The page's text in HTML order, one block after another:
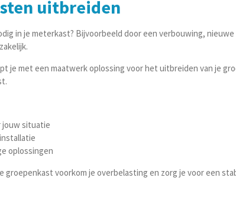
uitbreiden
in je meterkast? Bijvoorbeeld door een verbouwing,
je met een maatwerk oplossing voor het uitbreiden van je
jouw situatie
oplossingen
groepenkast voorkom je overbelasting en zorg je voor een